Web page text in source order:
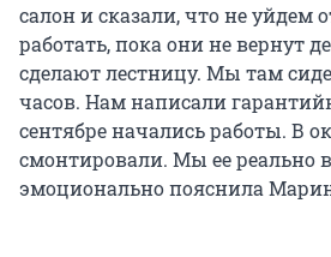
салон и сказали, что не уйдем
работать, пока они не вернут
сделают лестницу. Мы там
часов. Нам написали
сентябре начались работы. В
смонтировали. Мы ее реально
эмоционально пояснила